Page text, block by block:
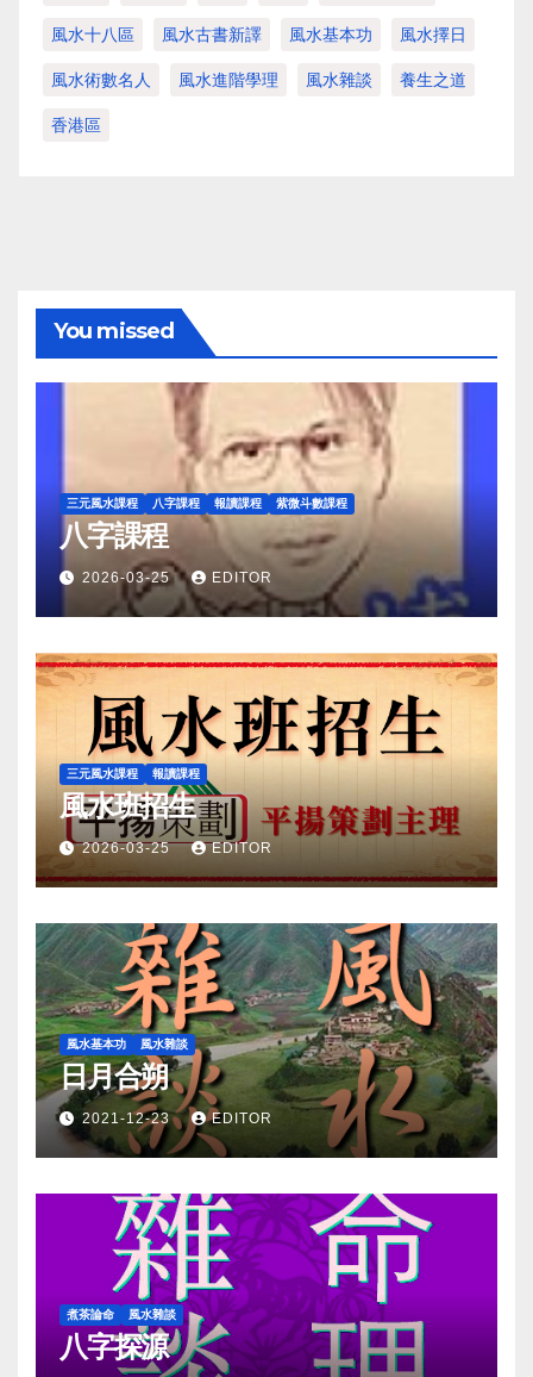
風水十八區 風水古書新譯 風水基本功 風水擇日
風水術數名人 風水進階學理 風水雜談 養生之道
香港區
You missed
三元風水課程 八字課程 報讀課程 紫微斗數課程
八字課程
2026-03-25 EDITOR
三元風水課程 報讀課程
風水班招生
2026-03-25 EDITOR
風水基本功 風水雜談
日月合朔
2021-12-23 EDITOR
煮茶論命 風水雜談
八字探源